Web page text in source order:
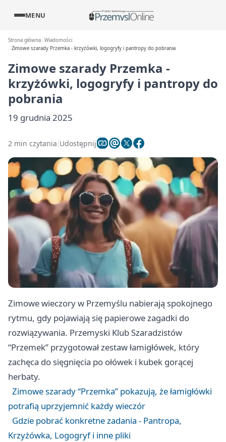
MENU
Strona główna Wiadomości
Zimowe szarady Przemka - krzyżówki, logogryfy i pantropy do pobrania
Zimowe szarady Przemka -
krzyżówki, logogryfy i pantropy do
pobrania
19 grudnia 2025
2 min czytania Udostępnij
Zimowe wieczory w Przemyślu nabierają spokojnego
rytmu, gdy pojawiają się papierowe zagadki do
rozwiązywania. Przemyski Klub Szaradzistów
“Przemek” przygotował zestaw łamigłówek, który
zachęca do sięgnięcia po ołówek i kubek gorącej
herbaty.
Zimowe szarady “Przemka” pokazują, że łamigłówki
potrafią uprzyjemnić każdy wieczór
Gdzie pobrać konkretne zadania - Pantropa,
Krzyżówka, Logogryf i inne pliki